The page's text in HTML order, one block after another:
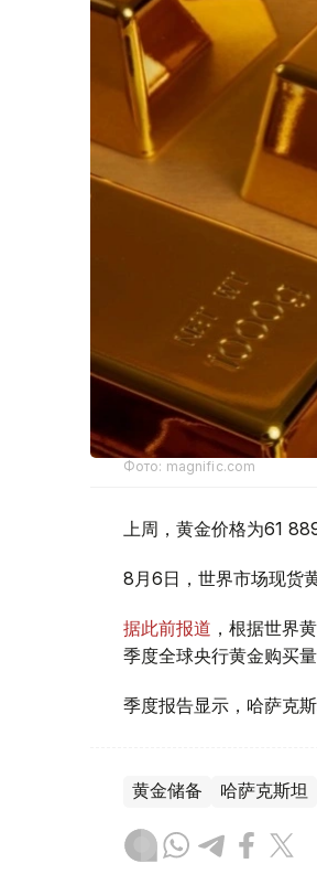
Фото: magnific.com
上周，黄金价格为61
8月6日，世界市场现货
据此前报道 ，根据世界
季度全球央行黄金购买
季度报告显示，哈萨克
黄金储备 哈萨克斯坦